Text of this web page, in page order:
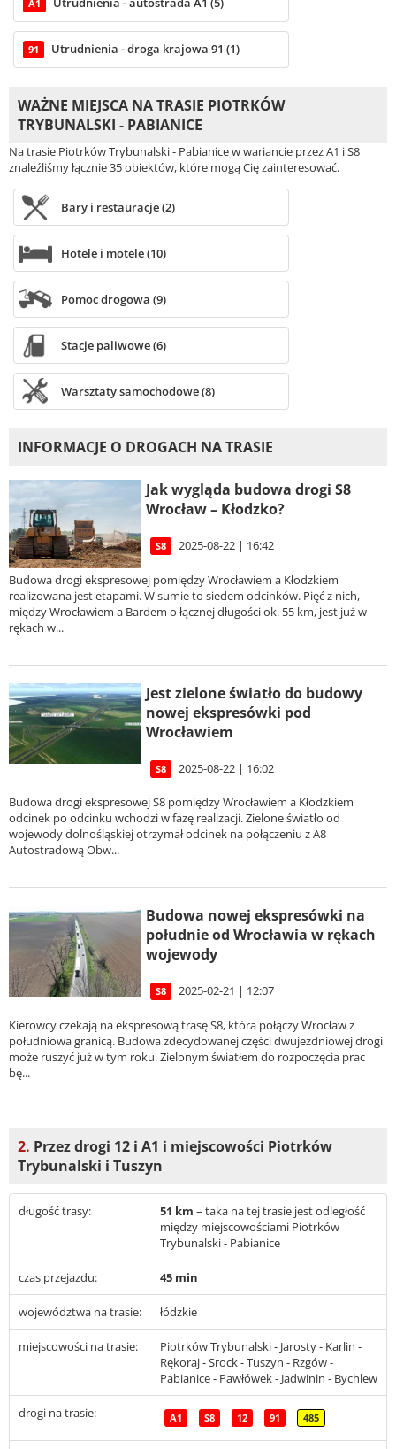
A1
91 Utrudnienia - droga krajowa 91 (1)
WAŻNE MIEJSCA NA TRASIE PIOTRKÓW
TRYBUNALSKI - PABIANICE
Na trasie Piotrków Trybunalski - Pabianice w wariancie przez A1 i S8
znaleźliśmy łącznie 35 obiektów, które mogą Cię zainteresować.
Bary i restauracje (2)
Hotele i motele (10)
Pomoc drogowa (9)
Stacje paliwowe (6)
Warsztaty samochodowe (8)
INFORMACJE O DROGACH NA TRASIE
Jak wygląda budowa drogi S8
Wrocław – Kłodzko?
S8 2025-08-22 | 16:42
Budowa drogi ekspresowej pomiędzy Wrocławiem a Kłodzkiem
realizowana jest etapami. W sumie to siedem odcinków. Pięć z nich,
między Wrocławiem a Bardem o łącznej długości ok. 55 km, jest już w
rękach w...
Jest zielone światło do budowy
nowej ekspresówki pod
Wrocławiem
S8 2025-08-22 | 16:02
Budowa drogi ekspresowej S8 pomiędzy Wrocławiem a Kłodzkiem
odcinek po odcinku wchodzi w fazę realizacji. Zielone światło od
wojewody dolnośląskiej otrzymał odcinek na połączeniu z A8
Autostradową Obw...
Budowa nowej ekspresówki na
południe od Wrocławia w rękach
wojewody
S8 2025-02-21 | 12:07
Kierowcy czekają na ekspresową trasę S8, która połączy Wrocław z
południowa granicą. Budowa zdecydowanej części dwujezdniowej drogi
może ruszyć już w tym roku. Zielonym światłem do rozpoczęcia prac
bę...
2. Przez drogi 12 i A1 i miejscowości Piotrków
Trybunalski i Tuszyn
długość trasy: 51 km – taka na tej trasie jest odległość
między miejscowościami Piotrków
Trybunalski - Pabianice
czas przejazdu: 45 min
województwa na trasie: łódzkie
miejscowości na trasie:
Piotrków Trybunalski - Jarosty - Karlin -
Rękoraj - Srock - Tuszyn - Rzgów -
Pabianice - Pawłówek - Jadwinin - Bychlew
drogi na trasie: A1 S8 12 91 485